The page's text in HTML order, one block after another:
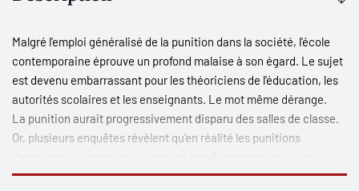
Malgré l'emploi généralisé de la punition dans la société, l'école
contemporaine éprouve un profond malaise à son égard. Le sujet
est devenu embarrassant pour les théoriciens de l'éducation, les
autorités scolaires et les enseignants. Le mot même dérange.
La punition aurait progressivement disparu des salles de classe.
Or, plusieurs enquêtes révèlent qu'en réalité les punitions
particulièrement au primaire. Cette crainte de dire ouvertement